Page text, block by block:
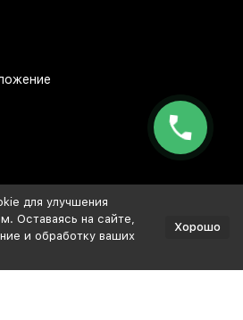
для улучшения
Оставаясь на сайте,
и обработку ваших
Хорошо